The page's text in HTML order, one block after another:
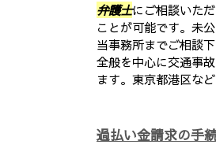
弁護士にご相談いた
ことが可能です。未
当事務所までご相談下
全般を中心に交通事
ます。東京都港区な
過払い金請求の手